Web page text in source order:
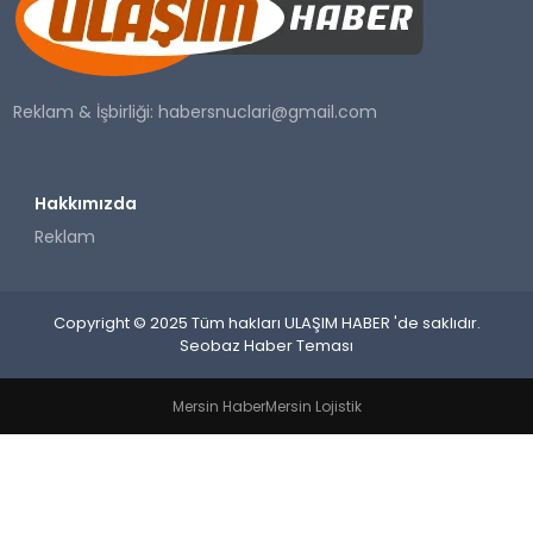
SAĞLIK
YAŞAM
Reklam & İşbirliği:habersnuclari@gmail.com
Hakkımızda
Reklam
Copyright © 2025 Tüm hakları ULAŞIM HABER 'de saklıdır.
Seobaz Haber Teması
Mersin HaberMersin Lojistik